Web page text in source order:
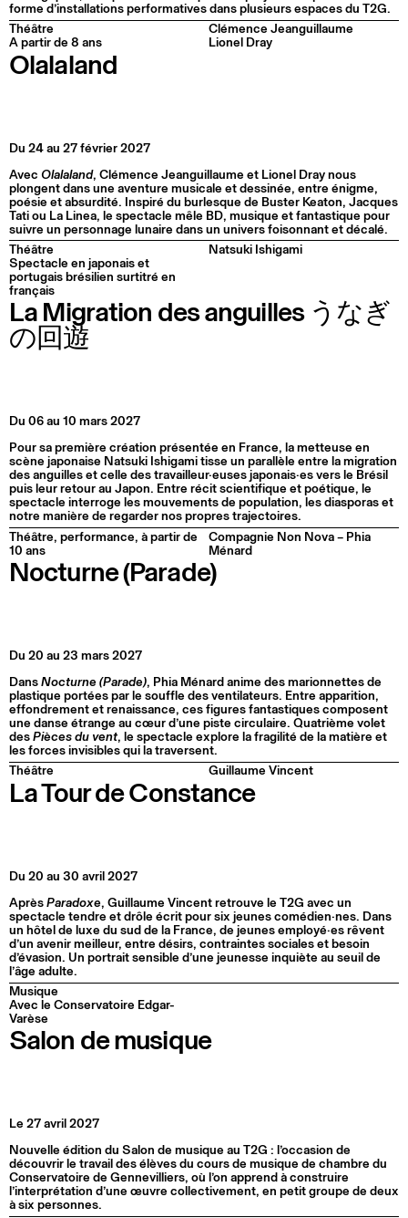
forme d’installations performatives dans plusieurs espaces du T2G.
Théâtre
A partir de 8 ans
Clémence Jeanguillaume
Lionel Dray
Olalaland
Du 24 au 27 février 2027
Avec Olalaland, Clémence Jeanguillaume et Lionel Dray nous
plongent dans une aventure musicale et dessinée, entre énigme,
poésie et absurdité. Inspiré du burlesque de Buster Keaton, Jacques
Tati ou La Linea, le spectacle mêle BD, musique et fantastique pour
suivre un personnage lunaire dans un univers foisonnant et décalé.
Théâtre
Spectacle en japonais et
portugais brésilien surtitré en
français
Natsuki Ishigami
La Migration des anguilles うなぎ
の回遊
Du 06 au 10 mars 2027
Pour sa première création présentée en France, la metteuse en
scène japonaise Natsuki Ishigami tisse un parallèle entre la migration
des anguilles et celle des travailleur·euses japonais·es vers le Brésil
puis leur retour au Japon. Entre récit scientifique et poétique, le
spectacle interroge les mouvements de population, les diasporas et
notre manière de regarder nos propres trajectoires.
Théâtre, performance, à partir de
10 ans
Compagnie Non Nova – Phia
Ménard
Nocturne (Parade)
Du 20 au 23 mars 2027
Dans Nocturne (Parade), Phia Ménard anime des marionnettes de
plastique portées par le souffle des ventilateurs. Entre apparition,
effondrement et renaissance, ces figures fantastiques composent
une danse étrange au cœur d’une piste circulaire. Quatrième volet
des Pièces du vent, le spectacle explore la fragilité de la matière et
les forces invisibles qui la traversent.
Théâtre
Guillaume Vincent
La Tour de Constance
Du 20 au 30 avril 2027
Après Paradoxe, Guillaume Vincent retrouve le T2G avec un
spectacle tendre et drôle écrit pour six jeunes comédien·nes. Dans
un hôtel de luxe du sud de la France, de jeunes employé·es rêvent
d’un avenir meilleur, entre désirs, contraintes sociales et besoin
d’évasion. Un portrait sensible d’une jeunesse inquiète au seuil de
l’âge adulte.
Musique
Avec le Conservatoire Edgar-
Varèse
Salon de musique
Le 27 avril 2027
Nouvelle édition du Salon de musique au T2G : l’occasion de
découvrir le travail des élèves du cours de musique de chambre du
Conservatoire de Gennevilliers, où l’on apprend à construire
l’interprétation d’une œuvre collectivement, en petit groupe de deux
à six personnes.